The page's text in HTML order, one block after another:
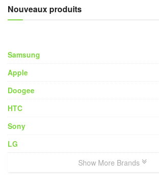
Nouveaux produits
Samsung
Apple
Doogee
HTC
Sony
LG
Show More Brands